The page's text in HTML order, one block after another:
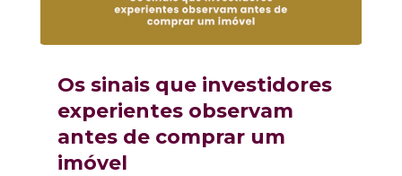
Os sinais que investidores
experientes observam
antes de comprar um
imóvel